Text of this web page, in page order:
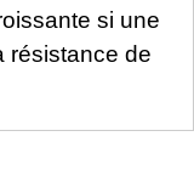
si une
résistance de